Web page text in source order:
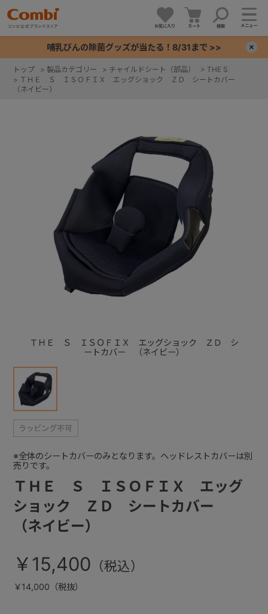
お気に入り カート 検索 メニュー
哺乳びんの除菌グッズが当たる！8/31まで >>
トップ > 製品カテゴリー > チャイルドシート（部品） > THE S
> ＴＨＥ Ｓ ＩＳＯＦＩＸ エッグショック ＺＤ シートカバー
（ネイビー）
ＴＨＥ Ｓ ＩＳＯＦＩＸ エッグショック ＺＤ シ
ートカバー （ネイビー）
ＴＨＥ Ｓ ＩＳＯＦＩＸ エッグ
ショック ＺＤ シートカバー
（ネイビー）
※全体のシートカバーのみとなります。ヘッドレストカバーは別
売りです。
￥15,400
￥14,000（税抜）